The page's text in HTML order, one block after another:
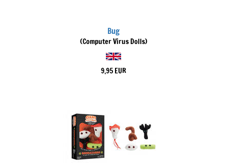
Bug
(Computer Virus Dolls)
9,95 EUR